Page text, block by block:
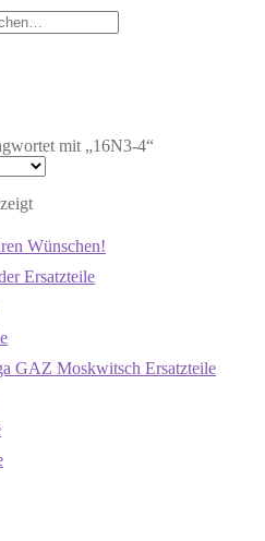
mit „16N3-4“
Wünschen!
Ersatzteile
GAZ Moskwitsch Ersatzteile